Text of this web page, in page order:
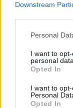
Downstream
Personal
I want to
personal data.
Opted In
I want to
Personal
Opted In